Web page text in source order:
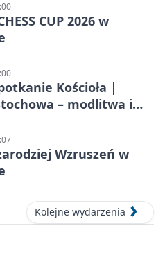
CUP 2026 w
Kościoła |
– modlitwa i
Wzruszeń w
Kolejne wydarzenia